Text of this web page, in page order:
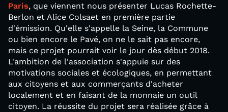
Paris, que viennent nous présenter Lucas Rochette-
Berlon et Alice Colsaet en première partie
d'émission. Qu'elle s'appelle la Seine, la Commune
ou bien encore le Pavé, on ne le sait pas encore,
mais ce projet pourrait voir le jour dès début 2018.
L'ambition de l'association s'appuie sur des
motivations sociales et écologiques, en permettant
aux citoyens et aux commerçants d'acheter
localement et en faisant de la monnaie un outil
citoyen. La réussite du projet sera réalisée grâce à